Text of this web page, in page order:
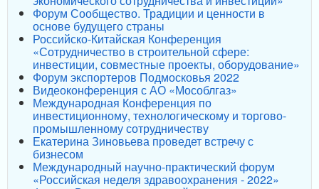
Форум Сообщество. Традиции и ценности в
основе будущего страны
Российско-Китайская Конференция
«Сотрудничество в строительной сфере:
инвестиции, совместные проекты, оборудование»
Форум экспортеров Подмосковья 2022
Видеоконференция с АО «Мособлгаз»
Международная Конференция по
инвестиционному, технологическому и торгово-
промышленному сотрудничеству
Екатерина Зиновьева проведет встречу с
бизнесом
Международный научно-практический форум
«Российская неделя здравоохранения - 2022»